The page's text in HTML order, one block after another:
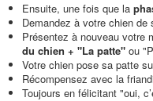
Ensuite, une fois que la
Demandez à votre chien de
Présentez à nouveau votre
du chien + "La patte"ou
Votre chien pose sa patte
Récompensez avec la
Toujours en félicitant "oui,